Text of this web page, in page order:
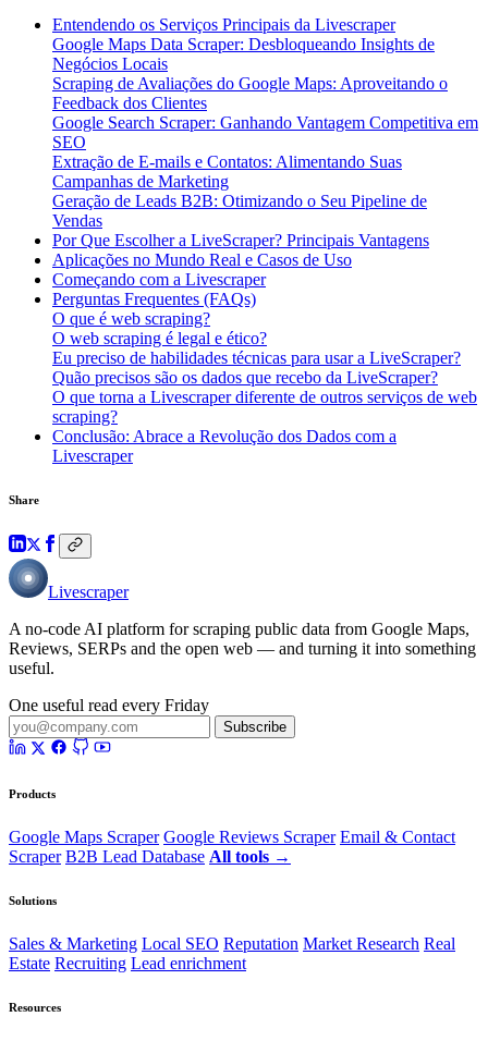
Entendendo os Serviços Principais da Livescraper
Google Maps Data Scraper: Desbloqueando Insights de
Negócios Locais
Scraping de Avaliações do Google Maps: Aproveitando o
Feedback dos Clientes
Google Search Scraper: Ganhando Vantagem Competitiva em
SEO
Extração de E-mails e Contatos: Alimentando Suas
Campanhas de Marketing
Geração de Leads B2B: Otimizando o Seu Pipeline de
Vendas
Por Que Escolher a LiveScraper? Principais Vantagens
Aplicações no Mundo Real e Casos de Uso
Começando com a Livescraper
Perguntas Frequentes (FAQs)
O que é web scraping?
O web scraping é legal e ético?
Eu preciso de habilidades técnicas para usar a LiveScraper?
Quão precisos são os dados que recebo da LiveScraper?
O que torna a Livescraper diferente de outros serviços de web
scraping?
Conclusão: Abrace a Revolução dos Dados com a
Livescraper
Share
Livescraper
A no-code AI platform for scraping public data from Google Maps,
Reviews, SERPs and the open web — and turning it into something
useful.
One useful read every Friday
Subscribe
Products
Google Maps Scraper Google Reviews Scraper Email & Contact
Scraper B2B Lead Database All tools →
Solutions
Sales & Marketing Local SEO Reputation Market Research Real
Estate Recruiting Lead enrichment
Resources